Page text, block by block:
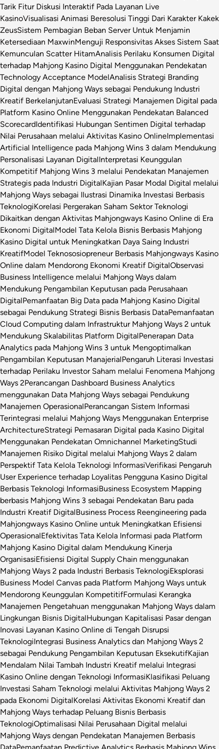
Tarik Fitur Diskusi Interaktif Pada Layanan Live
KasinoVisualisasi Animasi Beresolusi Tinggi Dari Karakter Kakek
ZeusSistem Pembagian Beban Server Untuk Menjamin
Ketersediaan MaxwinMenguji Responsivitas Akses Sistem Saat
Kemunculan Scatter HitamAnalisis Perilaku Konsumen Digital
terhadap Mahjong Kasino Digital Menggunakan Pendekatan
Technology Acceptance ModelAnalisis Strategi Branding
Digital dengan Mahjong Ways sebagai Pendukung Industri
Kreatif BerkelanjutanEvaluasi Strategi Manajemen Digital pada
Platform Kasino Online Menggunakan Pendekatan Balanced
ScorecardIdentifikasi Hubungan Sentimen Digital terhadap
Nilai Perusahaan melalui Aktivitas Kasino OnlineImplementasi
Artificial Intelligence pada Mahjong Wins 3 dalam Mendukung
Personalisasi Layanan DigitalInterpretasi Keunggulan
Kompetitif Mahjong Wins 3 melalui Pendekatan Manajemen
Strategis pada Industri DigitalKajian Pasar Modal Digital melalui
Mahjong Ways sebagai Ilustrasi Dinamika Investasi Berbasis
TeknologiKorelasi Pergerakan Saham Sektor Teknologi
Dikaitkan dengan Aktivitas Mahjongways Kasino Online di Era
Ekonomi DigitalModel Tata Kelola Bisnis Berbasis Mahjong
Kasino Digital untuk Meningkatkan Daya Saing Industri
KreatifModel Teknososiopreneur Berbasis Mahjongways Kasino
Online dalam Mendorong Ekonomi Kreatif DigitalObservasi
Business Intelligence melalui Mahjong Ways dalam
Mendukung Pengambilan Keputusan pada Perusahaan
DigitalPemanfaatan Big Data pada Mahjong Kasino Digital
sebagai Pendukung Strategi Bisnis Berbasis DataPemanfaatan
Cloud Computing dalam Infrastruktur Mahjong Ways 2 untuk
Mendukung Skalabilitas Platform DigitalPenerapan Data
Analytics pada Mahjong Wins 3 untuk Mengoptimalkan
Pengambilan Keputusan ManajerialPengaruh Literasi Investasi
terhadap Perilaku Investor Saham melalui Fenomena Mahjong
Ways 2Perancangan Dashboard Business Analytics
menggunakan Data Mahjong Ways sebagai Pendukung
Manajemen OperasionalPerancangan Sistem Informasi
Terintegrasi melalui Mahjong Ways Menggunakan Enterprise
ArchitectureStrategi Pemasaran Digital pada Kasino Digital
Menggunakan Pendekatan Omnichannel MarketingStudi
Manajemen Risiko Digital melalui Mahjong Ways 2 dalam
Perspektif Tata Kelola Teknologi InformasiVerifikasi Pengaruh
User Experience terhadap Loyalitas Pengguna Kasino Digital
Berbasis Teknologi InformasiBusiness Ecosystem Mapping
berbasis Mahjong Wins 3 sebagai Pendekatan Baru pada
Industri Kreatif DigitalBusiness Process Reengineering pada
Mahjongways Kasino Online untuk Meningkatkan Efisiensi
OperasionalEfektivitas Tata Kelola Informasi pada Platform
Mahjong Kasino Digital dalam Mendukung Kinerja
OrganisasiEfisiensi Digital Supply Chain menggunakan
Mahjong Ways 2 pada Industri Berbasis TeknologiEksplorasi
Business Model Canvas pada Platform Mahjong Ways untuk
Mendorong Keunggulan KompetitifFormulasi Kerangka
Manajemen Pengetahuan menggunakan Mahjong Ways dalam
Lingkungan Bisnis DigitalHubungan Kapitalisasi Pasar dengan
Inovasi Layanan Kasino Online di Tengah Disrupsi
TeknologiIntegrasi Business Analytics dan Mahjong Ways 2
sebagai Pendukung Pengambilan Keputusan EksekutifKajian
Mendalam Nilai Tambah Industri Kreatif melalui Integrasi
Kasino Online dengan Teknologi InformasiKlasifikasi Peluang
Investasi Saham Teknologi melalui Aktivitas Mahjong Ways 2
pada Ekonomi DigitalKorelasi Aktivitas Ekonomi Kreatif dan
Mahjong Ways terhadap Peluang Bisnis Berbasis
TeknologiOptimalisasi Nilai Perusahaan Digital melalui
Mahjong Ways dengan Pendekatan Manajemen Berbasis